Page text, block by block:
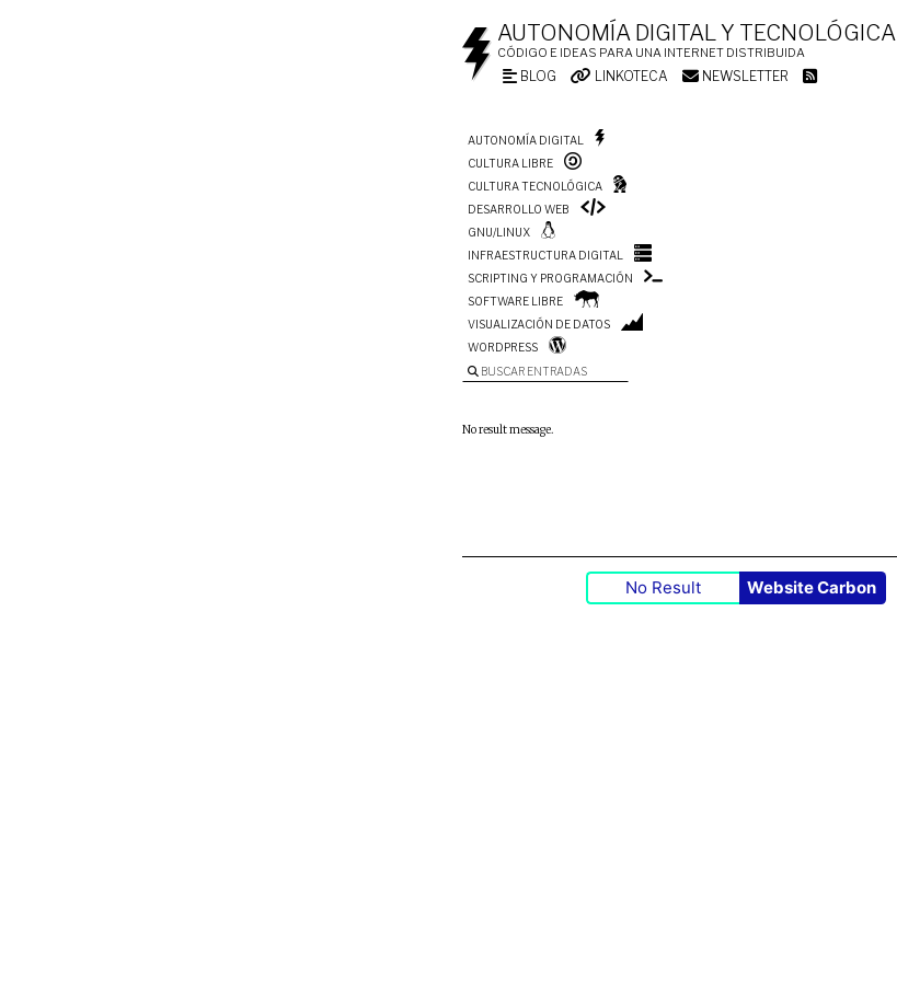
AUTONOMÍA DIGITAL Y TECNOLÓGICA
CÓDIGO E IDEAS PARA UNA INTERNET DISTRIBUIDA
BLOG LINKOTECA NEWSLETTER
AUTONOMÍA DIGITAL
CULTURA LIBRE
CULTURA TECNOLÓGICA
DESARROLLO WEB
GNU/LINUX
INFRAESTRUCTURA DIGITAL
SCRIPTING Y PROGRAMACIÓN
SOFTWARE LIBRE
VISUALIZACIÓN DE DATOS
WORDPRESS
BUSCAR ENTRADAS
No result message.
No Result Website Carbon